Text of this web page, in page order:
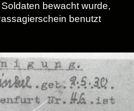
bewacht wurde,
benutzt